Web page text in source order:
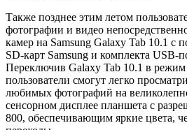
Также позднее этим летом
фотографии и видео
камер на Samsung Galaxy Tab 10.1 с
SD-карт Samsung и комплекта USB-
Переключив Galaxy Tab 10.1 в
пользователи смогут легко
любимых фотографий на
сенсорном дисплее планшета с
800, обеспечивающим яркие цвета,